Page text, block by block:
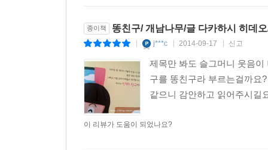
종이책 똥친구/ 개남나무/글 다카하시 히데
j***c 2014-09-17 신고
제목만 봐도 슬그머니 웃음
구를 똥친구라 부르는걸까요
같으니 감안하고 읽어주시길
이 리뷰가 도움이 되었나요?